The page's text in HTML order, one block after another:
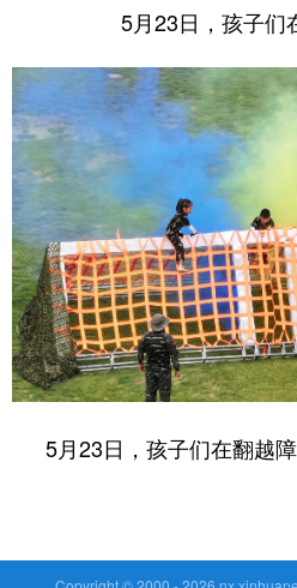
5月23日，孩子们
5月23日，孩子们在翻越